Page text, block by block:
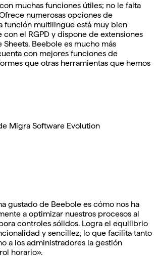
muchas funciones útiles; no le falta
numerosas opciones de
función multilingüe está muy bien
el RGPD y dispone de extensiones
Sheets. Beebole es mucho más
con mejores funciones de
que otras herramientas que hemos
Migra Software Evolution
gustado de Beebole es cómo nos ha
a optimizar nuestros procesos al
controles sólidos. Logra el equilibrio
y sencillez, lo que facilita tanto
a los administradores la gestión
horario».